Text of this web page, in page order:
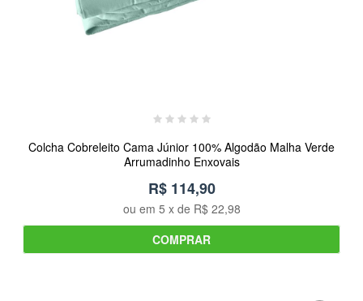
Colcha Cobreleito Cama Júnior 100% Algodão Malha Verde
Arrumadinho Enxovais
R$ 114,90
ou em 5 x de R$ 22,98
COMPRAR